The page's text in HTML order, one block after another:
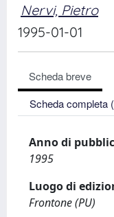
Nervi, Pietro
1995-01-01
Scheda breve
Scheda completa
Anno di
1995
Luogo di
Frontone (PU)